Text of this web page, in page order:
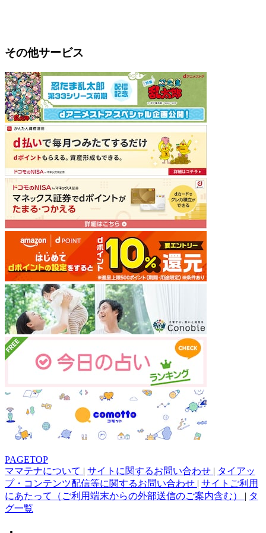
その他サービス
PAGETOP
ママテナについて | サイトに関するお問い合わせ | タイアッ
プ・コンテンツ配信等に関するお問い合わせ | サイトご利用
にあたって（ご利用端末からの外部送信のご案内含む） | タ
グ一覧